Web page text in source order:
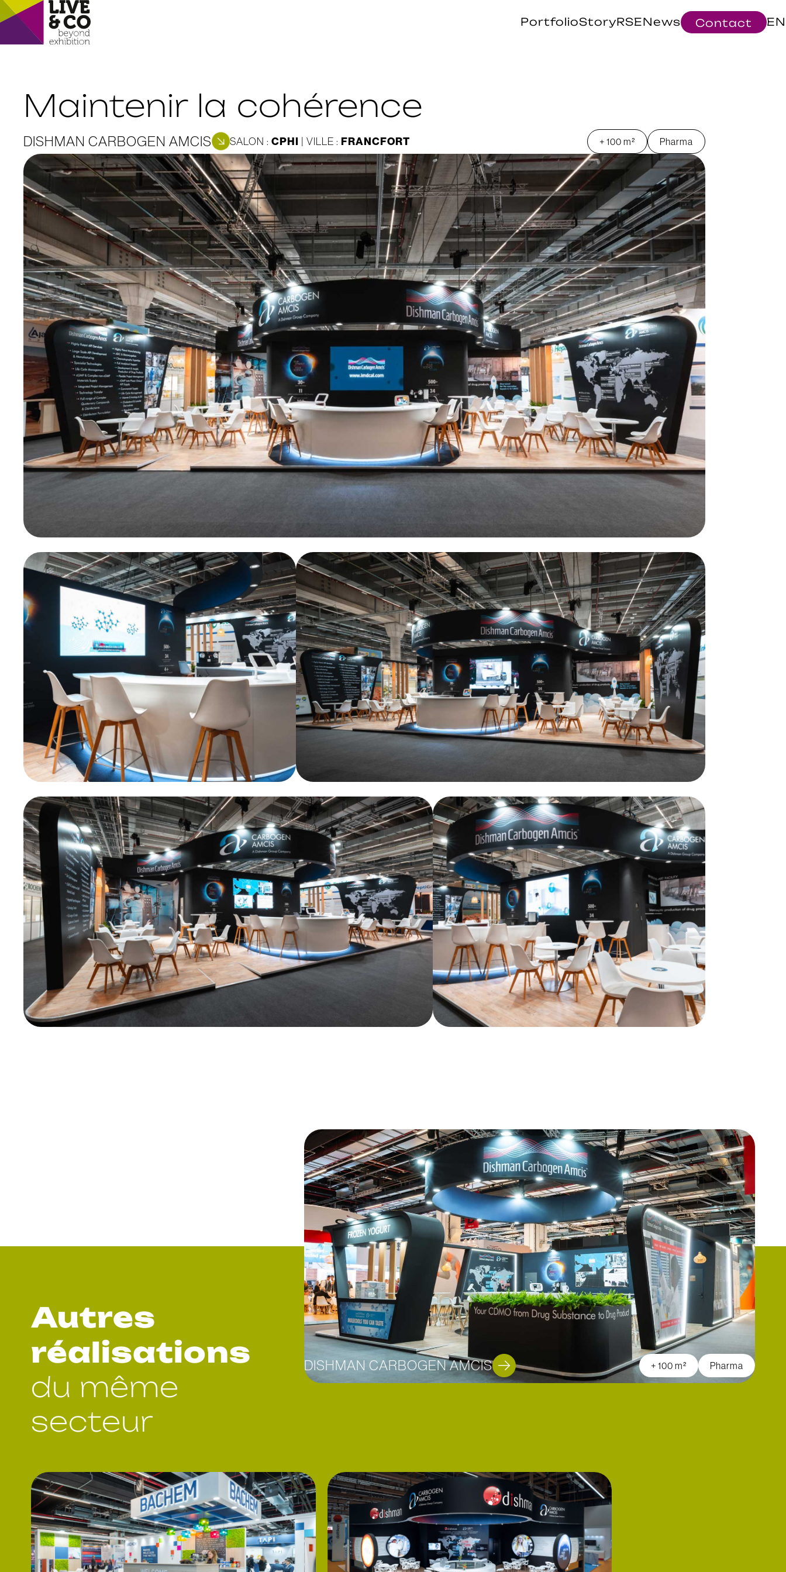
PortfolioStoryRSENews Contact EN
Maintenir la cohérence
DISHMAN CARBOGEN AMCIS SALON :CPHI | VILLE : FRANCFORT + 100 m² Pharma
Autres
réalisations
du même
secteur
DISHMAN CARBOGEN AMCIS + 100 m² Pharma